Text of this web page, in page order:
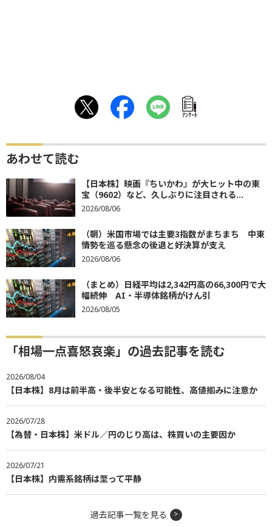
ｱﾝｹｰﾄ
あわせて読む
【日本株】映画『ちいかわ』が大ヒット中の東
宝（9602）など、久しぶりに注目される...
2026/08/06
（朝）米国市場では主要3指数がまちまち 中東
情勢を巡る懸念の後退と好決算が支え
2026/08/06
（まとめ）日経平均は2,342円高の66,300円で大
幅続伸 AI・半導体銘柄がけん引
2026/08/05
「相場一点喜怒哀楽」の過去記事を読む
2026/08/04
【日本株】8月は前半高・後半安となる可能性、高値掴みに注意か
2026/07/28
【為替・日本株】米ドル／円のじり高は、株買いの主要因か
2026/07/21
【日本株】内需系銘柄は至って平静
過去記事一覧を見る